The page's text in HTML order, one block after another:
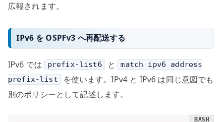
広報されます。
IPv6 を OSPFv3 へ再配送する
IPv6 では prefix-list6 と
match ipv6 address
prefix-list
を使います。IPv4 と IPv6 は同じ意図でも
別のポリシーとして記述します。